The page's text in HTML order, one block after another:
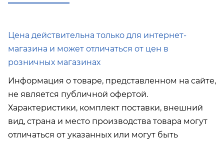
Цена действительна только для интернет-
магазина и может отличаться от цен в
розничных магазинах
Информация о товаре, представленном на сайте,
не является публичной офертой.
Характеристики, комплект поставки, внешний
вид, страна и место производства товара могут
отличаться от указанных или могут быть